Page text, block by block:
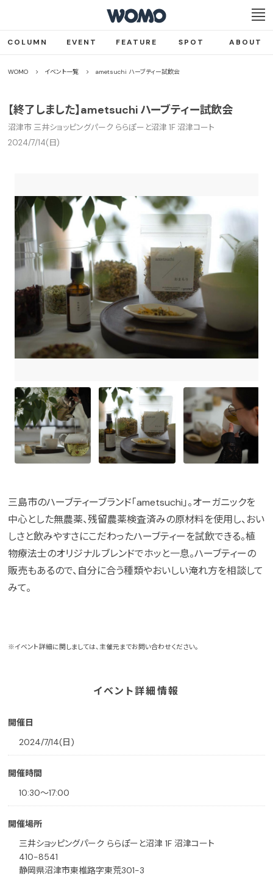
COLUMN EVENT FEATURE SPOT ABOUT
WOMO イベント一覧 ametsuchi ハーブティー試飲会
【終了しました】ametsuchi ハーブティー試飲会
沼津市 三井ショッピングパーク ららぽーと沼津 1F 沼津コート
2024/7/14(日)
三島市のハーブティーブランド「ametsuchi」。オーガニックを
中心とした無農薬、残留農薬検査済みの原材料を使用し、おい
しさと飲みやすさにこだわったハーブティーを試飲できる。植
物療法士のオリジナルブレンドでホッと一息。ハーブティーの
販売もあるので、自分に合う種類やおいしい淹れ方を相談して
みて。
※イベント詳細に関しましては、主催元までお問い合わせください。
イベント詳細情報
開催日
2024/7/14(日)
開催時間
10:30〜17:00
開催場所
三井ショッピングパーク ららぽーと沼津 1F 沼津コート
410-8541
静岡県沼津市東椎路字東荒301-3